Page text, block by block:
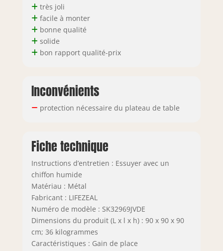
très joli
facile à monter
bonne qualité
solide
bon rapport qualité-prix
Inconvénients
protection nécessaire du plateau de table
Fiche technique
Instructions d’entretien : Essuyer avec un
chiffon humide
Matériau : Métal
Fabricant : LIFEZEAL
Numéro de modèle : SK32969JVDE
Dimensions du produit (L x l x h) : 90 x 90 x 90
cm; 36 kilogrammes
Caractéristiques : Gain de place